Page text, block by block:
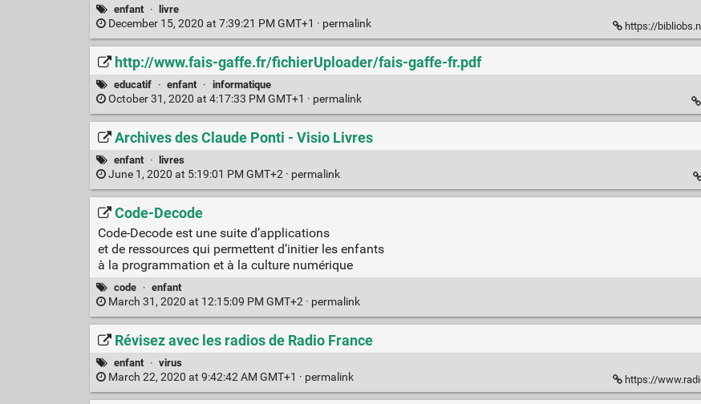
enfant · livre
December 15, 2020 at 7:39:21 PM GMT+1 · permalink https://
http://www.fais-gaffe.fr/fichierUploader/fais-gaffe-fr.pdf
educatif · enfant · informatique
October 31, 2020 at 4:17:33 PM GMT+1 · permalink
Archives des Claude Ponti - Visio Livres
enfant · livres
June 1, 2020 at 5:19:01 PM GMT+2 · permalink
Code-Decode
Code-Decode est une suite d’applications
et de ressources qui permettent d’initier les enfants
à la programmation et à la culture numérique
code · enfant
March 31, 2020 at 12:15:09 PM GMT+2 · permalink
Révisez avec les radios de Radio France
enfant · virus
March 22, 2020 at 9:42:42 AM GMT+1 · permalink https://